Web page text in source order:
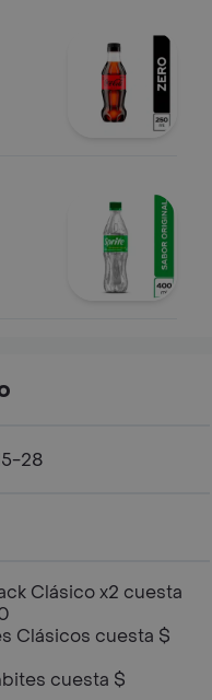
28
Clásico x2 cuesta
Clásicos cuesta $
cuesta $